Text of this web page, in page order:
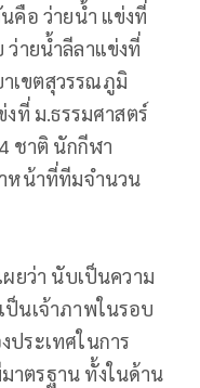
คือ ว่ายน้ำ แข่งที่
ว่ายน้ำลีลาแข่งที่
เขตสุวรรณภูมิ
ที่ ม.ธรรมศาสตร์
ชาติ นักกีฬา
หน้าที่ทีมจำนวน
ผยว่า นับเป็นความ
ป็นเจ้าภาพในรอบ
ระเทศในการ
าตรฐาน ทั้งในด้าน